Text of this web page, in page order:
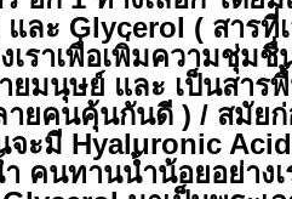
ละ Glycerol ( สารที่
เราเพื่อเพิ่มความชุ่ม
ยมนุษย์ และ เป็นสาร
ยคนคุ้นกันดี ) / สมัยก่
ะมี Hyaluronic
คนทานน้ำน้อยอย่างเ